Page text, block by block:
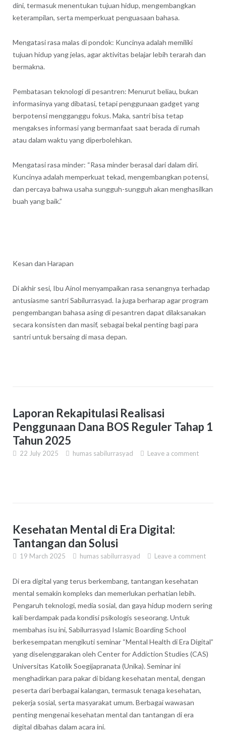
dini, termasuk menentukan tujuan hidup, mengembangkan
keterampilan, serta memperkuat penguasaan bahasa.
Mengatasi rasa malas di pondok: Kuncinya adalah memiliki
tujuan hidup yang jelas, agar aktivitas belajar lebih terarah dan
bermakna.
Pembatasan teknologi di pesantren: Menurut beliau, bukan
informasinya yang dibatasi, tetapi penggunaan gadget yang
berpotensi mengganggu fokus. Maka, santri bisa tetap
mengakses informasi yang bermanfaat saat berada di rumah
atau dalam waktu yang diperbolehkan.
Mengatasi rasa minder: “Rasa minder berasal dari dalam diri.
Kuncinya adalah memperkuat tekad, mengembangkan potensi,
dan percaya bahwa usaha sungguh-sungguh akan menghasilkan
buah yang baik.”
Kesan dan Harapan
Di akhir sesi, Ibu Ainol menyampaikan rasa senangnya terhadap
antusiasme santri Sabilurrasyad. Ia juga berharap agar program
pengembangan bahasa asing di pesantren dapat dilaksanakan
secara konsisten dan masif, sebagai bekal penting bagi para
santri untuk bersaing di masa depan.
Laporan Rekapitulasi Realisasi
Penggunaan Dana BOS Reguler Tahap 1
Tahun 2025
22 July 2025 humas sabilurrasyad Leave a comment
Kesehatan Mental di Era Digital:
Tantangan dan Solusi
19 March 2025 humas sabilurrasyad Leave a comment
Di era digital yang terus berkembang, tantangan kesehatan
mental semakin kompleks dan memerlukan perhatian lebih.
Pengaruh teknologi, media sosial, dan gaya hidup modern sering
kali berdampak pada kondisi psikologis seseorang. Untuk
membahas isu ini, Sabilurrasyad Islamic Boarding School
berkesempatan mengikuti seminar “Mental Health di Era Digital”
yang diselenggarakan oleh Center for Addiction Studies (CAS)
Universitas Katolik Soegijapranata (Unika). Seminar ini
menghadirkan para pakar di bidang kesehatan mental, dengan
peserta dari berbagai kalangan, termasuk tenaga kesehatan,
pekerja sosial, serta masyarakat umum. Berbagai wawasan
penting mengenai kesehatan mental dan tantangan di era
digital dibahas dalam acara ini.